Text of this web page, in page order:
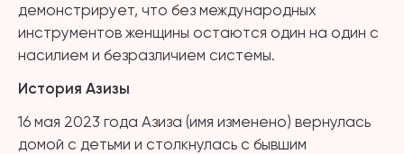
демонстрирует, что без международных
инструментов женщины остаются один на один с
насилием и безразличием системы.
История Азизы
16 мая 2023 года Азиза (имя изменено) вернулась
домой с детьми и столкнулась с бывшим